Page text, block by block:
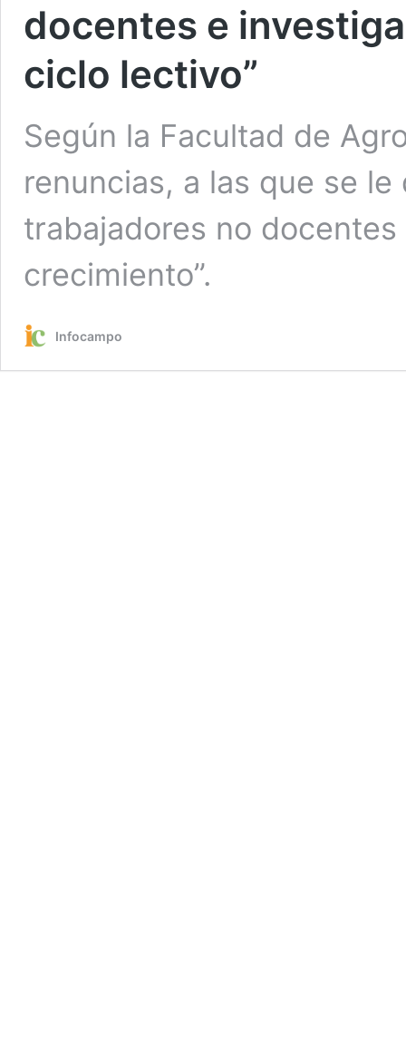
docentes e
ciclo lectivo”
Según la Facultad de
renuncias, a las que se
trabajadores no
crecimiento”.
Infocampo